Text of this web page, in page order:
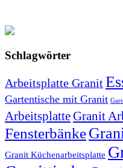
Schlagwörter
Arbeitsplatte Granit
Gartentische mit Granit
ArbeitsplatteGranit
Fensterbänke
Granit Küchenarbeitsplatte